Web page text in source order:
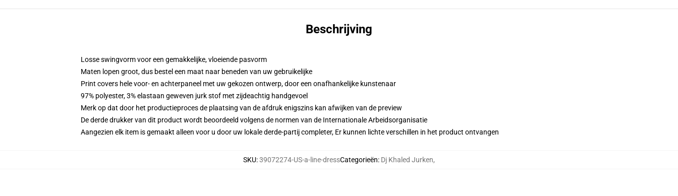
Beschrijving
Losse swingvorm voor een gemakkelijke, vloeiende pasvorm
Maten lopen groot, dus bestel een maat naar beneden van uw gebruikelijke
Print covers hele voor- en achterpaneel met uw gekozen ontwerp, door een onafhankelijke kunstenaar
97% polyester, 3% elastaan geweven jurk stof met zijdeachtig handgevoel
Merk op dat door het productieproces de plaatsing van de afdruk enigszins kan afwijken van de preview
De derde drukker van dit product wordt beoordeeld volgens de normen van de Internationale Arbeidsorganisatie
Aangezien elk item is gemaakt alleen voor u door uw lokale derde-partij completer, Er kunnen lichte verschillen in het product ontvangen
SKU:39072274-US-a-line-dressCategorieën: Dj Khaled Jurken,